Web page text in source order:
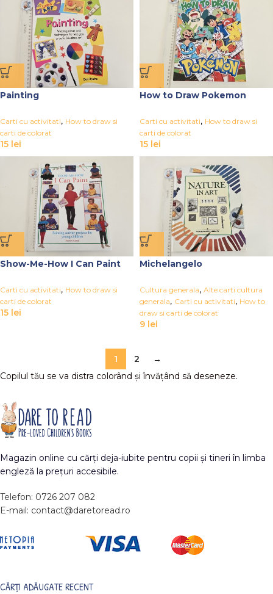
Painting
Carti cu activitati, How to draw si
carti de colorat
15 lei
How to Draw Pokemon
Carti cu activitati, How to draw si
carti de colorat
15 lei
Show-Me-How I Can Paint
Carti cu activitati, How to draw si
carti de colorat
15 lei
Michelangelo
Cultura generala, Alte carti cultura
generala, Carti cu activitati, How to
draw si carti de colorat
9 lei
1 2
→
Copilul tău se va distra colorând și învățând să deseneze.
Magazin online cu cărți deja-iubite pentru copii și tineri în limba
engleză la prețuri accesibile.
Telefon: 0726 207 082
E-mail: contact@daretoread.ro
CĂRȚI ADĂUGATE RECENT